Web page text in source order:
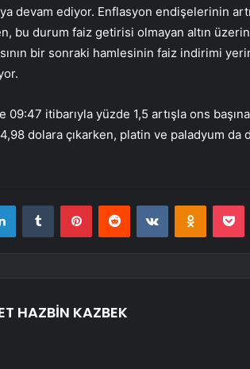
devam ediyor. Enflasyon endişelerinin
bu durum faiz getirisi olmayan altın
bir sonraki hamlesinin faiz indirimi
09:47 itibarıyla yüzde 1,5 artışla ons
dolara çıkarken, platin ve paladyum da
LinkedInTumblr PinterestReddit VKontakte
HAZBİN KAZBEK